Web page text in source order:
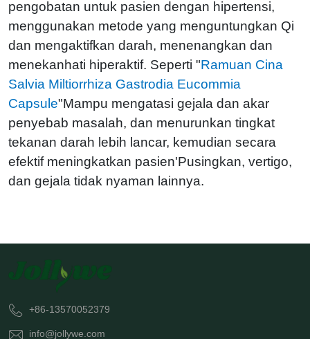
pengobatan untuk pasien dengan hipertensi,
menggunakan metode yang menguntungkan Qi
dan mengaktifkan darah, menenangkan dan
menekanhati hiperaktif. Seperti "Ramuan Cina
Salvia Miltiorrhiza Gastrodia Eucommia
Capsule"Mampu mengatasi gejala dan akar
penyebab masalah, dan menurunkan tingkat
tekanan darah lebih lancar, kemudian secara
efektif meningkatkan pasien'Pusingkan, vertigo,
dan gejala tidak nyaman lainnya.
+86-13570052379
info@jollywe.com